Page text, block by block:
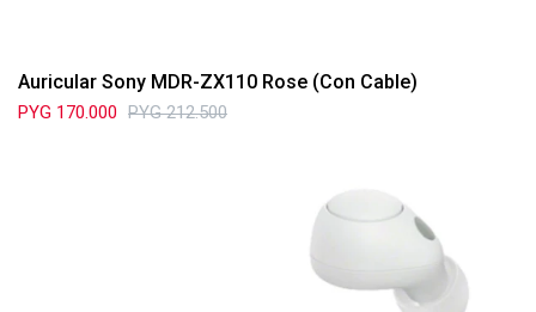
Auricular Sony MDR-ZX110 Rose (Con Cable)
PYG 170.000 PYG 212.500